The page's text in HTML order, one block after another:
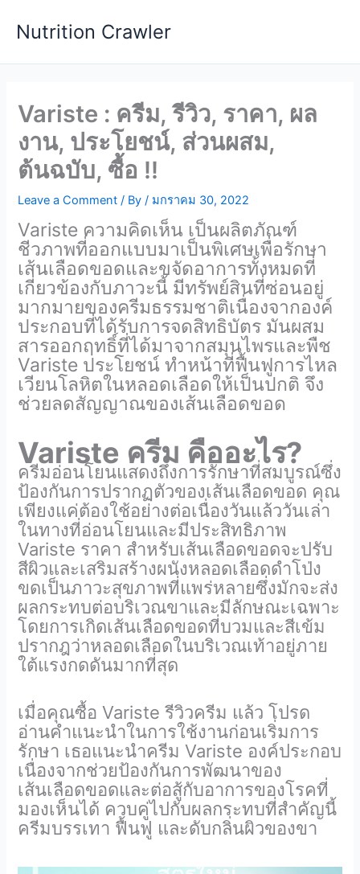
Nutrition Crawler
Variste : ครีม, รีวิว, ราคา, ผล
งาน, ประโยชน์, ส่วนผสม,
ต้นฉบับ, ซื้อ !!
Leave a Comment / By/ มกราคม 30, 2022
Variste ความคิดเห็น เป็นผลิตภัณฑ์
ชีวภาพที่ออกแบบมาเป็นพิเศษเพื่อรักษา
เส้นเลือดขอดและขจัดอาการทั้งหมดที่
เกี่ยวข้องกับภาวะนี้ มีทรัพย์สินที่ซ่อนอยู่
มากมายของครีมธรรมชาติเนื่องจากองค์
ประกอบที่ได้รับการจดสิทธิบัตร มันผสม
สารออกฤทธิ์ที่ได้มาจากสมุนไพรและพืช
Variste ประโยชน์ ทำหน้าที่ฟื้นฟูการไหล
เวียนโลหิตในหลอดเลือดให้เป็นปกติ จึง
ช่วยลดสัญญาณของเส้นเลือดขอด
Variste ครีม คืออะไร?
ครีมอ่อนโยนแสดงถึงการรักษาที่สมบูรณ์ซึ่ง
ป้องกันการปรากฏตัวของเส้นเลือดขอด คุณ
เพียงแค่ต้องใช้อย่างต่อเนื่องวันแล้ววันเล่า
ในทางที่อ่อนโยนและมีประสิทธิภาพ
Variste ราคา สำหรับเส้นเลือดขอดจะปรับ
สีผิวและเสริมสร้างผนังหลอดเลือดดำโป่ง
ขดเป็นภาวะสุขภาพที่แพร่หลายซึ่งมักจะส่ง
ผลกระทบต่อบริเวณขาและมีลักษณะเฉพาะ
โดยการเกิดเส้นเลือดขอดที่บวมและสีเข้ม
ปรากฎว่าหลอดเลือดในบริเวณเท้าอยู่ภาย
ใต้แรงกดดันมากที่สุด
เมื่อคุณซื้อ Variste รีวิวครีม แล้ว โปรด
อ่านคำแนะนำในการใช้งานก่อนเริ่มการ
รักษา เธอแนะนำครีม Variste องค์ประกอบ
เนื่องจากช่วยป้องกันการพัฒนาของ
เส้นเลือดขอดและต่อสู้กับอาการของโรคที่
มองเห็นได้ ควบคู่ไปกับผลกระทบที่สำคัญนี้
ครีมบรรเทา ฟื้นฟู และดับกลิ่นผิวของขา